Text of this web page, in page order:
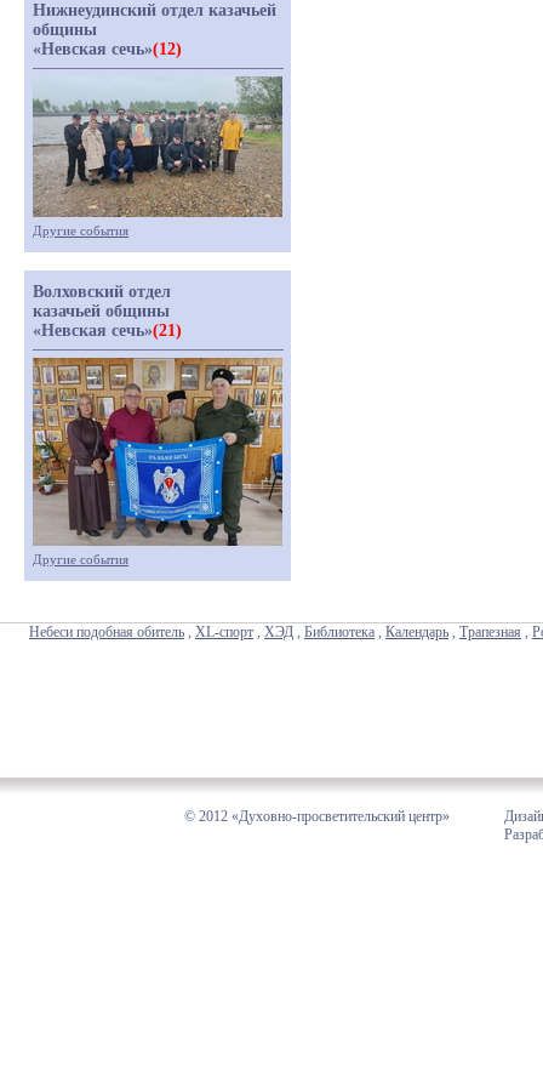
Нижнеудинский отдел казачьей
общины
«Невская сечь»(12)
Другие события
Волховский отдел
казачьей общины
«Невская сечь»(21)
Другие события
Небеси подобная обитель , XL-спорт , ХЭД , Библиотека , Календарь , Трапезная ,
© 2012 «Духовно-просветительский центр»